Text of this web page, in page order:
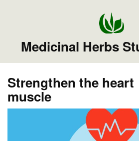
Medicinal Herbs
Strengthen the heart
muscle